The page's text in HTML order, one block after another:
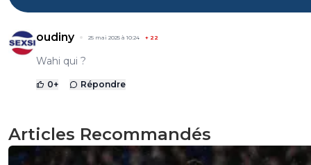
oudiny 25 mai 2025 à 10:24 + 22
Wahi qui ?
0+ Répondre
Articles Recommandés